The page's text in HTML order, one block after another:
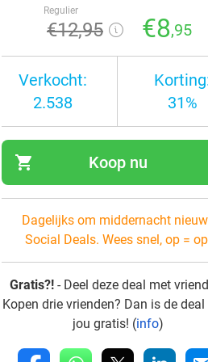
Regulier
€12,95 €8,95
Verkocht:
2.538
31%
shopping_cart Koop nu
Dagelijks om middernacht
Social Deals. Wees snel, op =
Gratis?! - Deel deze deal met
Kopen drie vrienden? Dan is de
jou gratis! (info)